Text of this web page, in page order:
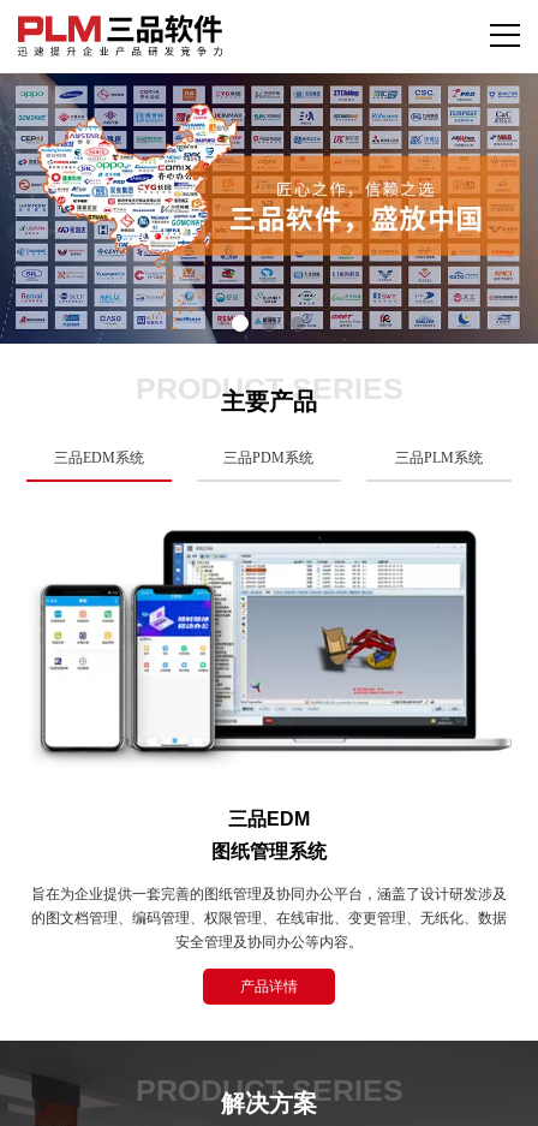
PRODUCT SERIES
主要产品
三品EDM系统 三品PDM系统 三品PLM系统
三品EDM
图纸管理系统
旨在为企业提供一套完善的图纸管理及协同办公平台，涵盖了设计研发涉及
的图文档管理、编码管理、权限管理、在线审批、变更管理、无纸化、数据
安全管理及协同办公等内容。
产品详情
PRODUCT SERIES
解决方案